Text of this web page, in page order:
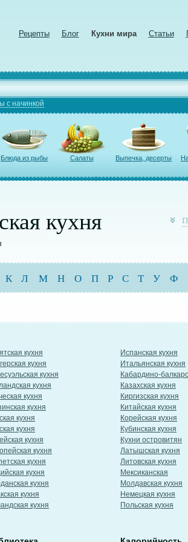
Рецепты Блог Кухни мира Статьи
с начинкой
Блюда из рыбы Салаты Выпечка, десерты
кухня
К Л М Н О П Р С Т У Ф
кухня
кухня
кухня
кухня
кухня
кухня
кухня
кухня
кухня
кухня
кухня
кухня
кухня
кухня
кухня
Испанская кухня
Итальянская кухня
Кабардино-
Казахская кухня
Киргизская кухня
Китайская кухня
Корейская кухня
Кубинская кухня
Кухни островитян
Латышская кухня
Литовская кухня
Мексиканская
Молдавская кухня
Немецкая кухня
Польская кухня